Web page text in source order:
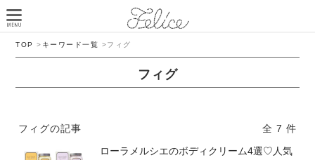
TOP > キーワード一覧 >フィグ
フィグ
フィグの記事
全 7 件
ローラメルシエのボディクリーム4選♡人気